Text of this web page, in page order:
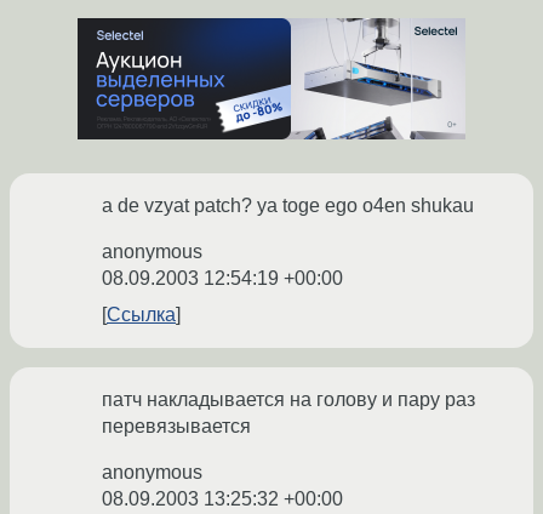
a de vzyat patch? ya toge ego o4en shukau
anonymous
08.09.2003 12:54:19 +00:00
Ссылка
патч накладывается на голову и пару раз
перевязывается
anonymous
08.09.2003 13:25:32 +00:00